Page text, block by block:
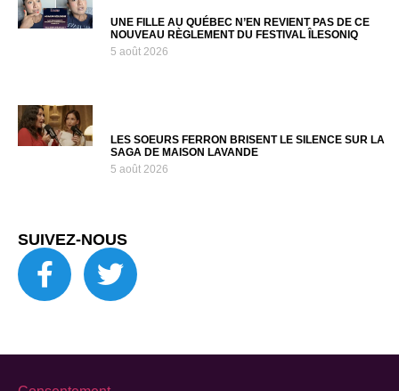
UNE FILLE AU QUÉBEC N’EN REVIENT PAS DE CE
NOUVEAU RÈGLEMENT DU FESTIVAL ÎLESONIQ
5 août 2026
LES SOEURS FERRON BRISENT LE SILENCE SUR LA
SAGA DE MAISON LAVANDE
5 août 2026
SUIVEZ-NOUS